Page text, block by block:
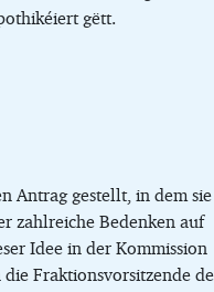
gëtt.
Antrag gestellt, in dem sie
zahlreiche Bedenken auf
Idee in der Kommission
Fraktionsvorsitzende